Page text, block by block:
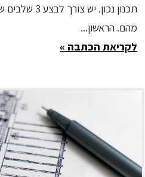
תכנון נכון.
מהם. הראשון...
לקריאת הכתבה »